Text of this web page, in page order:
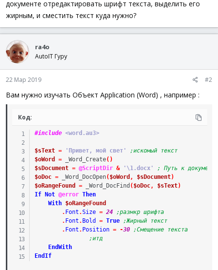
документе отредактировать шрифт текста, выделить его
жирным, и сместить текст куда нужно?
ra4o
AutoIT Гуру
22 Мар 2019 #2
Вам нужно изучать Объект Application (Word) , например :
Код:
#include <word.au3>
$sText = 'Привет, мой свет'
;искомый текст
$oWord
= _Word_Create( )
$sDocument = @ScriptDir & '\1.docx'
; Путь к
$oDoc = _Word_DocOpen( $oWord , $sDocument)
$oRangeFound
= _Word_DocFind ( $oDoc, $sText)
If
Not @error Then
With
$oRangeFound
. Font .Size = 24
;размкр шрифта
. Font . Bold = True
;Жирный текст
. Font . Position = -30
;Смещение текста
;итд
EndWith
EndIf